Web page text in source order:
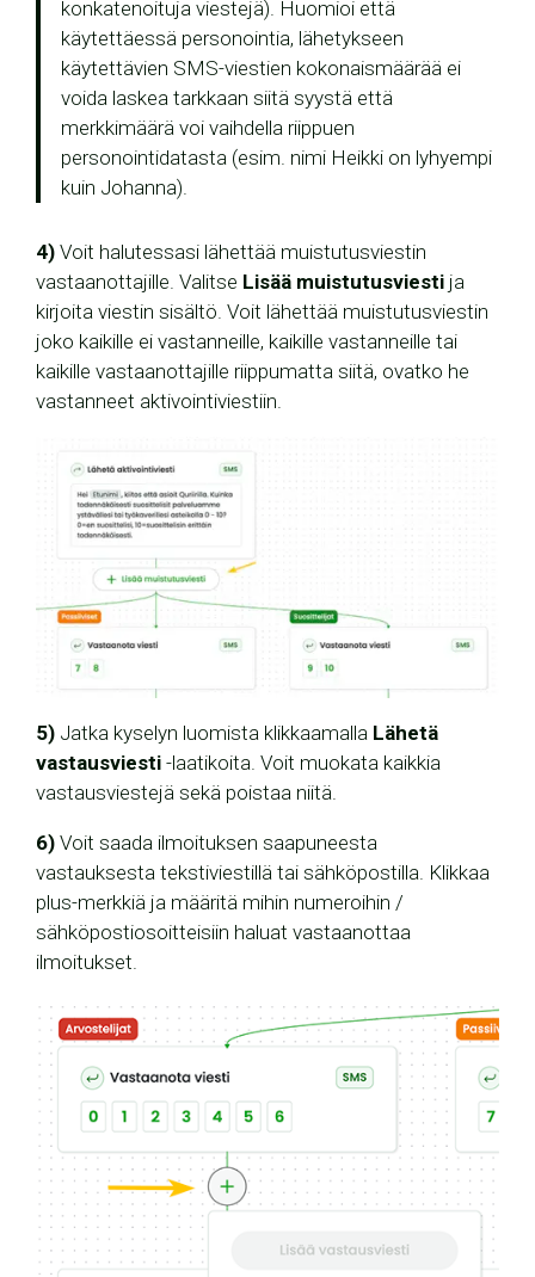
konkatenoituja viestejä). Huomioi että
käytettäessä personointia, lähetykseen
käytettävien SMS-viestien kokonaismäärää ei
voida laskea tarkkaan siitä syystä että
merkkimäärä voi vaihdella riippuen
personointidatasta (esim. nimi Heikki on lyhyempi
kuin Johanna).
4) Voit halutessasi lähettää muistutusviestin
vastaanottajille. Valitse Lisää muistutusviesti ja
kirjoita viestin sisältö. Voit lähettää muistutusviestin
joko kaikille ei vastanneille, kaikille vastanneille tai
kaikille vastaanottajille riippumatta siitä, ovatko he
vastanneet aktivointiviestiin.
5) Jatka kyselyn luomista klikkaamalla Lähetä
vastausviesti -laatikoita. Voit muokata kaikkia
vastausviestejä sekä poistaa niitä.
6) Voit saada ilmoituksen saapuneesta
vastauksesta tekstiviestillä tai sähköpostilla. Klikkaa
plus-merkkiä ja määritä mihin numeroihin /
sähköpostiosoitteisiin haluat vastaanottaa
ilmoitukset.